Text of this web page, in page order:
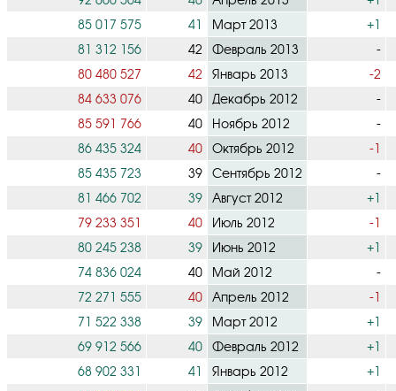
85 017 575
41 Март 2013
+1
81 312 156
42 Февраль 2013
-
80 480 527
42 Январь 2013
-2
84 633 076
40 Декабрь 2012
-
85 591 766
40 Ноябрь 2012
-
86 435 324
40 Октябрь 2012
-1
85 435 723
39 Сентябрь 2012
-
81 466 702
39 Август 2012
+1
79 233 351
40 Июль 2012
-1
80 245 238
39 Июнь 2012
+1
74 836 024
40 Май 2012
-
72 271 555
40 Апрель 2012
-1
71 522 338
39 Март 2012
+1
69 912 566
40 Февраль 2012
+1
68 902 331
41 Январь 2012
+1